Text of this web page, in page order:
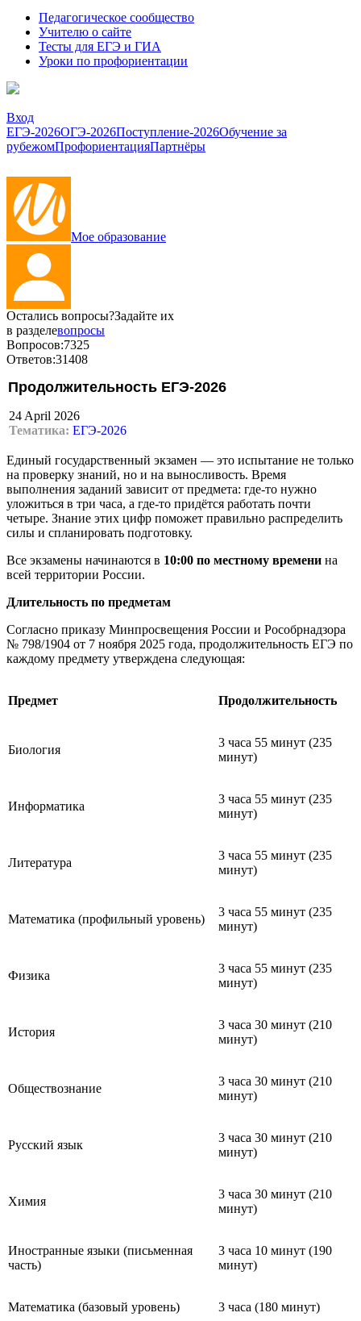
Педагогическое сообщество
Учителю о сайте
Тесты для ЕГЭ и ГИА
Уроки по профориентации
Вход
ЕГЭ-2026ОГЭ-2026Поступление-2026Обучение за
рубежомПрофориентацияПартнёры
Мое образование
Остались вопросы?Задайте их
в разделевопросы
Вопросов:7325
Ответов:31408
Продолжительность ЕГЭ-2026
24 April 2026
Тематика: ЕГЭ-2026
Единый государственный экзамен — это испытание не только
на проверку знаний, но и на выносливость. Время
выполнения заданий зависит от предмета: где-то нужно
уложиться в три часа, а где-то придётся работать почти
четыре. Знание этих цифр поможет правильно распределить
силы и спланировать подготовку.
Все экзамены начинаются в 10:00 по местному времени на
всей территории России.
Длительность по предметам
Согласно приказу Минпросвещения России и Рособрнадзора
№ 798/1904 от 7 ноября 2025 года, продолжительность ЕГЭ по
каждому предмету утверждена следующая:
Предмет Продолжительность
Биология
3 часа 55 минут (235
минут)
Информатика
3 часа 55 минут (235
минут)
Литература
3 часа 55 минут (235
минут)
Математика (профильный уровень)
3 часа 55 минут (235
минут)
Физика
3 часа 55 минут (235
минут)
История
3 часа 30 минут (210
минут)
Обществознание
3 часа 30 минут (210
минут)
Русский язык
3 часа 30 минут (210
минут)
Химия
3 часа 30 минут (210
минут)
Иностранные языки (письменная
часть)
3 часа 10 минут (190
минут)
Математика (базовый уровень) 3 часа (180 минут)